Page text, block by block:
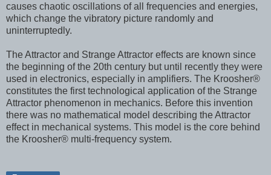
causes chaotic oscillations of all frequencies and energies,
which change the vibratory picture randomly and
uninterruptedly.
The Attractor and Strange Attractor effects are known since
the beginning of the 20th century but until recently they were
used in electronics, especially in amplifiers. The Kroosher®
constitutes the first technological application of the Strange
Attractor phenomenon in mechanics. Before this invention
there was no mathematical model describing the Attractor
effect in mechanical systems. This model is the core behind
the Kroosher® multi-frequency system.